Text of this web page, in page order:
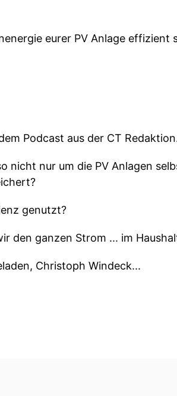
eurer PV Anlage effizient
Podcast aus der CT
nicht nur um die PV Anlagen
genutzt?
den ganzen Strom ... im
Christoph Windeck...